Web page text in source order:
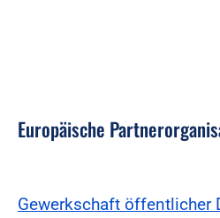
Europäische
Gewerkschaft öffentlicher